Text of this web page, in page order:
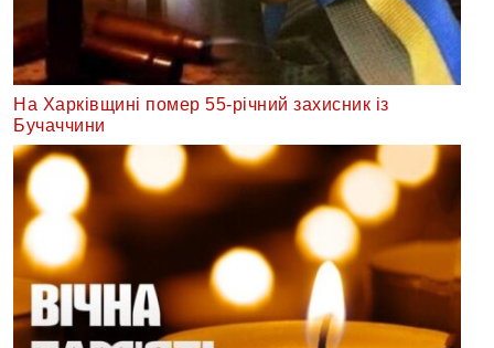
На Харківщині помер 55-річний захисник із
Бучаччини